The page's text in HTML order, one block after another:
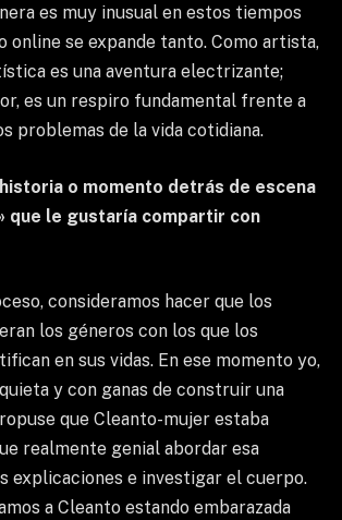
es muy inusual en estos tiempos
online se expande tanto. Como artista,
es una aventura electrizante;
es un respiro fundamental frente a
problemas de la vida cotidiana.
o momento detrás de escena
que le gustaría compartir con
consideramos hacer que los
los géneros con los que los
en sus vidas. En ese momento yo,
y con ganas de construir una
que Cleanto-mujer estaba
realmente genial abordar esa
explicaciones e investigar el cuerpo.
a Cleanto estando embarazada